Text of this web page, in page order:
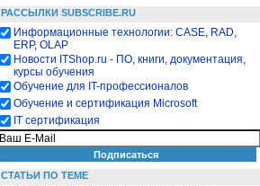
РАССЫЛКИ SUBSCRIBE.RU
Информационные технологии: CASE, RAD,
ERP, OLAP
Новости ITShop.ru - ПО, книги, документация,
курсы обучения
Обучение для IT-профессионалов
Обучение и сертификация Microsoft
IT сертификация
СТАТЬИ ПО ТЕМЕ